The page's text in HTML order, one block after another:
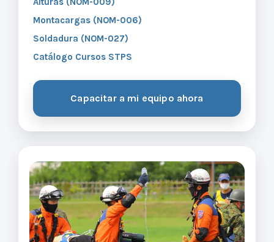
Montacargas (NOM-006)
Soldadura (NOM-027)
Catálogo Cursos STPS
Capacitar a mi equipo ahora